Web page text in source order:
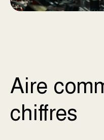
Aire
chiffres